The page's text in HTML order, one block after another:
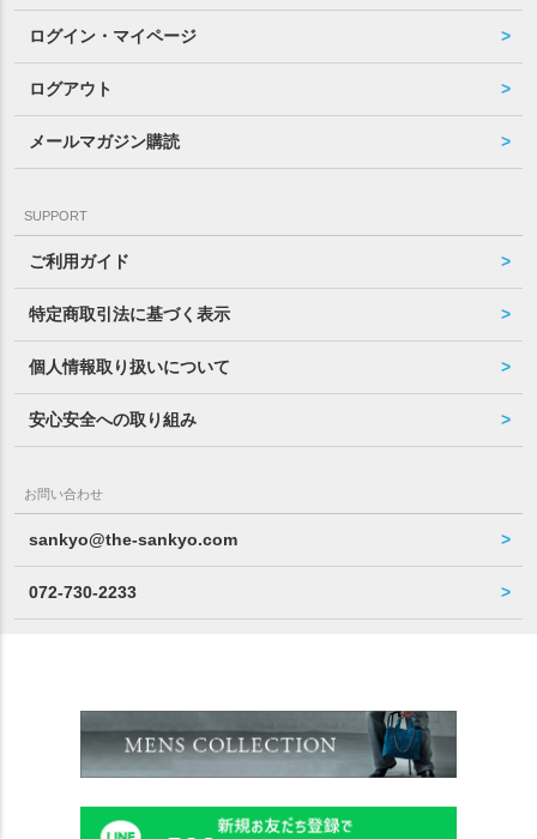
ログイン・マイページ
ログアウト
メールマガジン購読
SUPPORT
ご利用ガイド
特定商取引法に基づく表示
個人情報取り扱いについて
安心安全への取り組み
お問い合わせ
sankyo@the-sankyo.com
072-730-2233